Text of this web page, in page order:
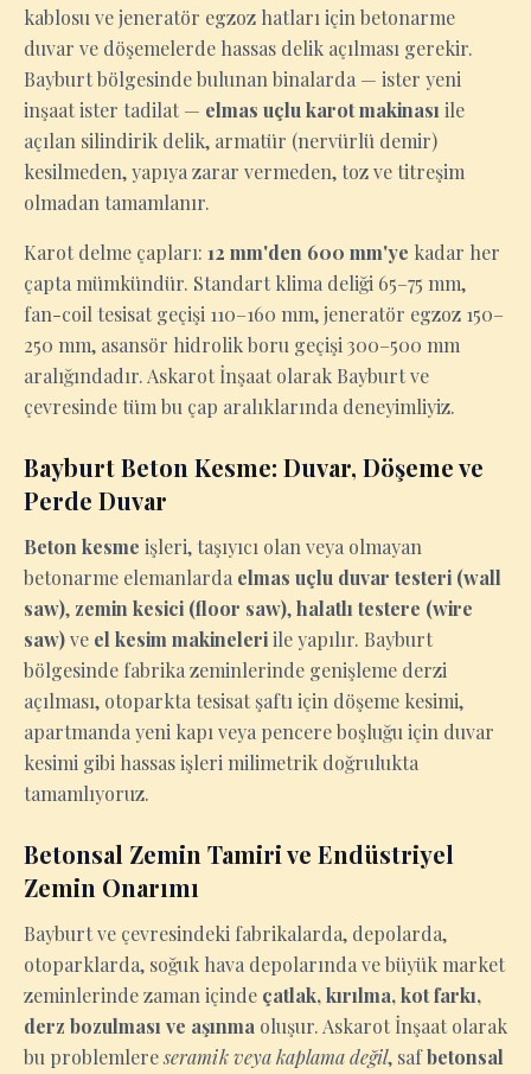
kablosu ve jeneratör egzoz hatları için betonarme
duvar ve döşemelerde hassas delik açılması gerekir.
Bayburt bölgesinde bulunan binalarda — ister yeni
inşaat ister tadilat — elmas uçlu karot makinası ile
açılan silindirik delik, armatür (nervürlü demir)
kesilmeden, yapıya zarar vermeden, toz ve titreşim
olmadan tamamlanır.
Karot delme çapları: 12 mm'den 600 mm'ye kadar her
çapta mümkündür. Standart klima deliği 65–75 mm,
fan-coil tesisat geçişi 110–160 mm, jeneratör egzoz 150–
250 mm, asansör hidrolik boru geçişi 300–500 mm
aralığındadır. Askarot İnşaat olarak Bayburt ve
çevresinde tüm bu çap aralıklarında deneyimliyiz.
Bayburt Beton Kesme: Duvar, Döşeme ve
Perde Duvar
Beton kesme işleri, taşıyıcı olan veya olmayan
betonarme elemanlarda elmas uçlu duvar testeri (wall
saw), zemin kesici (floor saw),halatlı testere (wire
saw)ve el kesim makineleriile yapılır. Bayburt
bölgesinde fabrika zeminlerinde genişleme derzi
açılması, otoparkta tesisat şaftı için döşeme kesimi,
apartmanda yeni kapı veya pencere boşluğu için duvar
kesimi gibi hassas işleri milimetrik doğrulukta
tamamlıyoruz.
Betonsal Zemin Tamiri ve Endüstriyel
Zemin Onarımı
Bayburt ve çevresindeki fabrikalarda, depolarda,
otoparklarda, soğuk hava depolarında ve büyük market
zeminlerinde zaman içinde çatlak, kırılma, kot farkı,
derz bozulması ve aşınma oluşur. Askarot İnşaat olarak
bu problemlereseramik veya kaplama değil, safbetonsal